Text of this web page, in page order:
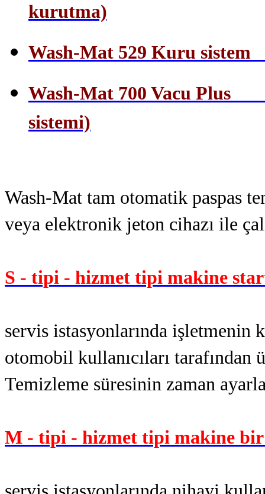
kurutma)
Wash-Mat 529 Kuru
Wash-Mat 700 Vacu Plus
sistemi)
Wash-Mat tam otomatik paspas
veya elektronik jeton cihazı ile
S - tipi - hizmet tipi makine
servis istasyonlarında işletmenin
otomobil kullanıcıları tarafından
Temizleme süresinin zaman
M - tipi - hizmet tipi makine bir